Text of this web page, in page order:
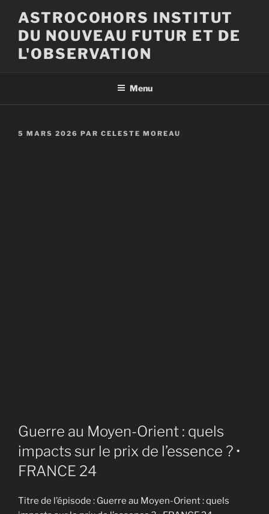
contenu
principal
ASTROCOHORS INSTITUT
DU NOUVEAU FUTUR ET DE
L'OBSERVATION
Menu
PUBLIÉ
5 MARS 2026 PAR CELESTE MOREAU
Guerre au Moyen-Orient : quels
impacts sur le prix de l’essence ? •
FRANCE 24
Titre de l’épisode : Guerre au Moyen-Orient : quels